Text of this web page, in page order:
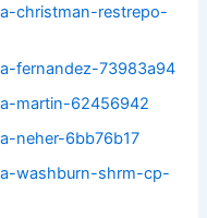
christman-restrepo-
fernandez-73983a94
martin-62456942
neher-6bb76b17
washburn-shrm-cp-